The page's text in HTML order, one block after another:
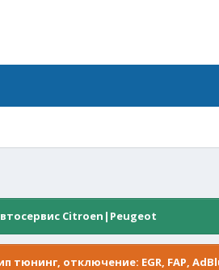
Citroen|Peugeot
тюнинг, отключение: EGR, FAP,